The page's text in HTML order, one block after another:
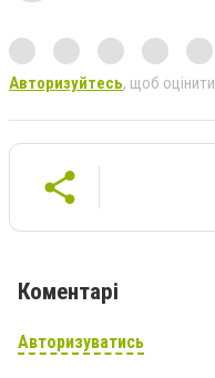
Авторизуйтесь, щоб оцінити
Коментарі
Авторизуватись